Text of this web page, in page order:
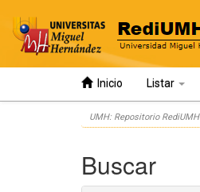
Inicio Listar
UMH: Repositorio RediUMH
Buscar